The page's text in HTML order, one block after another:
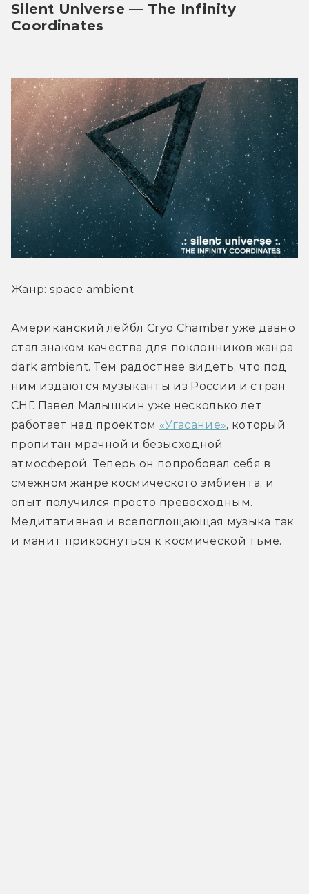
Silent Universe — The Infinity
Coordinates
Жанр: space ambient
Американский лейбл Cryo Chamber уже давно
стал знаком качества для поклонников жанра
dark ambient. Тем радостнее видеть, что под
ним издаются музыканты из России и стран
СНГ. Павел Малышкин уже несколько лет
работает над проектом «Угасание», который
пропитан мрачной и безысходной
атмосферой. Теперь он попробовал себя в
смежном жанре космического эмбиента, и
опыт получился просто превосходным.
Медитативная и всепоглощающая музыка так
и манит прикоснуться к космической тьме.